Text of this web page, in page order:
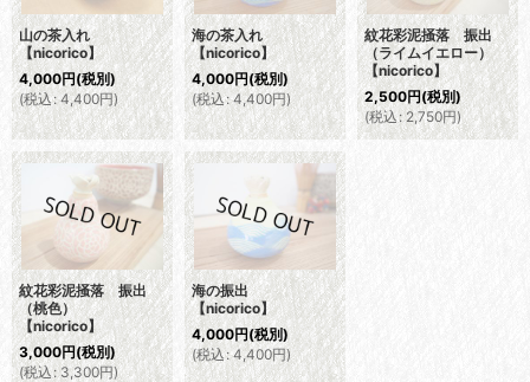
絞り込む
山の茶入れ
【nicorico】
4,000円(税別)
(税込: 4,400円)
海の茶入れ
【nicorico】
4,000円(税別)
(税込: 4,400円)
紋花彩泥掻落 振出
（ライムイエロー）
【nicorico】
2,500円(税別)
(税込 : 2,750円)
紋花彩泥掻落 振出
（桃色）
【nicorico】
3,000円(税別)
(税込: 3,300円)
海の振出
【nicorico】
4,000円(税別)
(税込: 4,400円)